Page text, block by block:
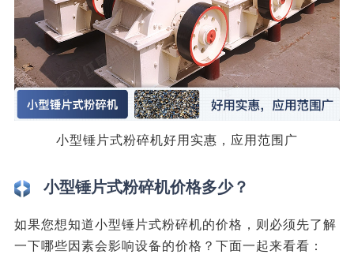
小型锤片式粉碎机好用实惠，应用范围广
小型锤片式粉碎机价格多少？
如果您想知道小型锤片式粉碎机的价格，则必须先了解
一下哪些因素会影响设备的价格？下面一起来看看：